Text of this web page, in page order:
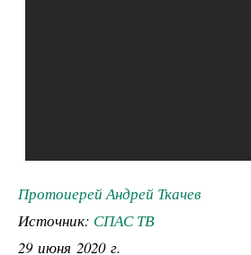
Протоиерей Андрей Ткачев
Источник: СПАС ТВ
29 июня 2020 г.